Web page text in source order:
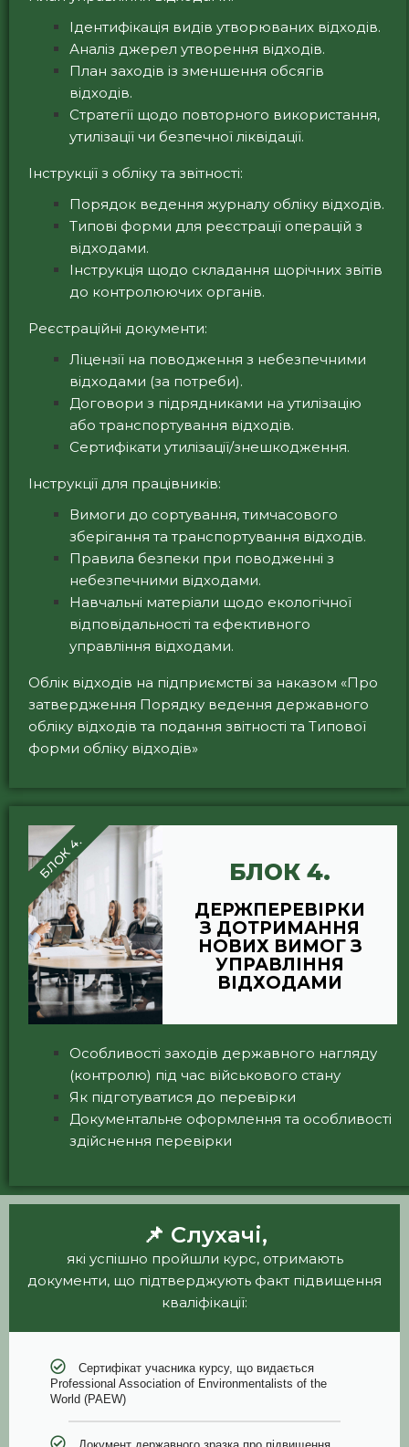
Ідентифікація видів утворюваних відходів.
Аналіз джерел утворення відходів.
План заходів із зменшення обсягів
відходів.
Стратегії щодо повторного використання,
утилізації чи безпечної ліквідації.
Інструкції з обліку та звітності:
Порядок ведення журналу обліку відходів.
Типові форми для реєстрації операцій з
відходами.
Інструкція щодо складання щорічних звітів
до контролюючих органів.
Реєстраційні документи:
Ліцензії на поводження з небезпечними
відходами (за потреби).
Договори з підрядниками на утилізацію
або транспортування відходів.
Сертифікати утилізації/знешкодження.
Інструкції для працівників:
Вимоги до сортування, тимчасового
зберігання та транспортування відходів.
Правила безпеки при поводженні з
небезпечними відходами.
Навчальні матеріали щодо екологічної
відповідальності та ефективного
управління відходами.
Облік відходів на підприємстві за наказом «Про
затвердження Порядку ведення державного
обліку відходів та подання звітності та Типової
форми обліку відходів»
БЛОК 4.
ДЕРЖПЕРЕВІРКИ
З ДОТРИМАННЯ
НОВИХ ВИМОГ З
УПРАВЛІННЯ
ВІДХОДАМИ
БЛОК 4.
Особливості заходів державного нагляду
(контролю) під час військового стану
Як підготуватися до перевірки
Документальне оформлення та особливості
здійснення перевірки
📌 Слухачі,
які успішно пройшли курс, отримають
документи, що підтверджують факт підвищення
кваліфікації:
Сертифікат учасника курсу, що видається
Professional Association of Environmentalists of the
World (PAEW)